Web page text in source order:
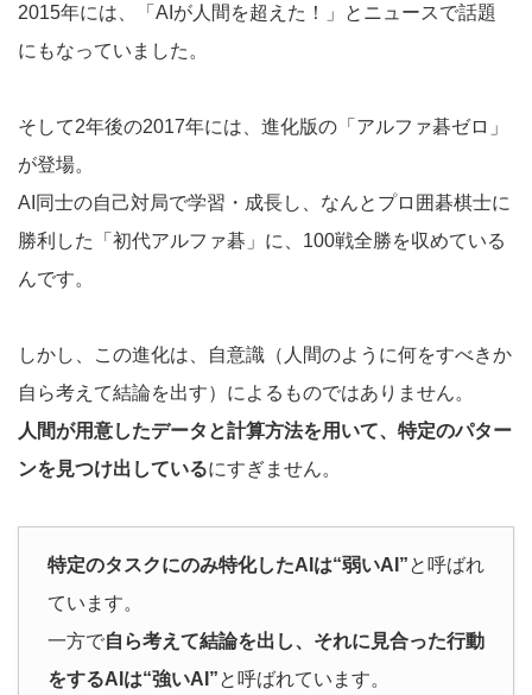
2015年には、「AIが人間を超えた！」とニュースで話題
にもなっていました。
そして2年後の2017年には、進化版の「アルファ碁ゼロ」
が登場。
AI同士の自己対局で学習・成長し、なんとプロ囲碁棋士に
勝利した「初代アルファ碁」に、100戦全勝を収めている
んです。
しかし、この進化は、自意識（人間のように何をすべきか
自ら考えて結論を出す）によるものではありません。
人間が用意したデータと計算方法を用いて、特定のパター
ンを見つけ出しているにすぎません。
特定のタスクにのみ特化したAIは“弱いAI”と呼ばれ
ています。
一方で自ら考えて結論を出し、それに見合った行動
をするAIは“強いAI”と呼ばれています。